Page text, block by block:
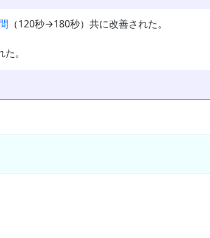
（120秒→180秒）共に改善された。
。